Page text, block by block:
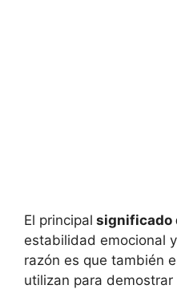
El principal significado
estabilidad emocional
razón es que también
utilizan para